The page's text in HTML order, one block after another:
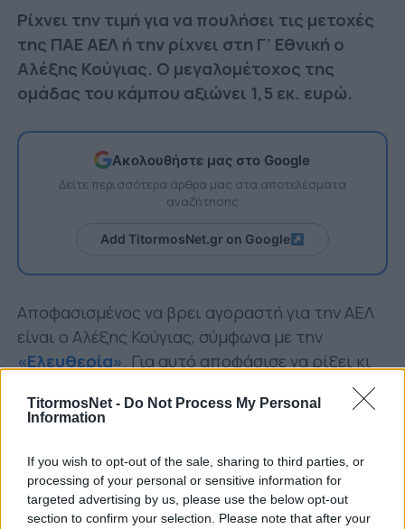
TitormosNet - Do Not Process My Personal
Information
If you wish to opt-out of the sale, sharing to third parties, or
processing of your personal or sensitive information for
targeted advertising by us, please use the below opt-out
section to confirm your selection. Please note that after your
Ρίχνει την τιμή για να πουλήσει τις μετοχές
της ΠΑΕ ΑΕΛ ή την ρίχνει στη Γ’ Εθνική ο
Αλέξης Κούγιας. Ο μεγαλομέτοχος της
ομάδας του κάμπου αξιώνει 1,5 εκ. ευρώ.
Ακολουθήστε μας στο Google
Δείτε περισσότερα άρθρα μας στα αποτελέσματα
αναζήτησης
Add TitormosNet.gr on Google
Αποφασισμένος να βρει αγοραστή για την ΑΕΛ
είναι ο Αλέξης Κούγιας, σύμφωνα με την
«Ελευθερία». Για αυτό αποφάσισε να ρίξει κι
άλλο την τιμή πώλησης της ομάδας. Αξιώνει
πλέον περί το1,5 εκ. ευρώαπό τα 1,8 εκ. που
αρχική τιμή ήταν τα2,1 εκ. ευρώ).
Παράλληλα, ο ιδιοκτήτης της ΠΑΕ σκέφτεται να
διευκολύνει ακόμα περισσότερο οποιονδήποτε